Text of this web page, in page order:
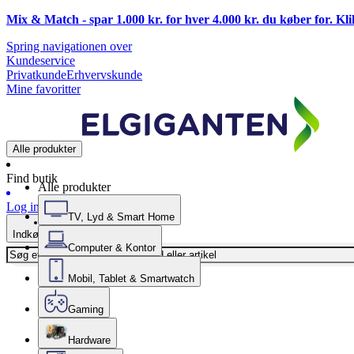
Mix & Match - spar 1.000 kr. for hver 4.000 kr. du køber for.
Spring navigationen over
Kundeservice
PrivatkundeErhvervskunde
Mine favoritter
Alle produkter
Find butik
Log ind
Indkøbskurv
Alle produkter
TV, Lyd & Smart Home
Computer & Kontor
Mobil, Tablet & Smartwatch
Gaming
Hardware